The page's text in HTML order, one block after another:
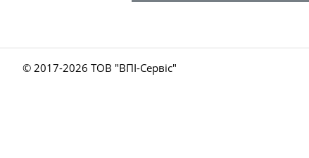
© 2017-2026 ТОВ "ВПІ-Сервіс"